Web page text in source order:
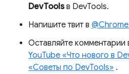
DevToolsв DevTools.
Напишите твит в
Оставляйте комментарии
YouTube «Что нового в
«Советы по DevTools» .